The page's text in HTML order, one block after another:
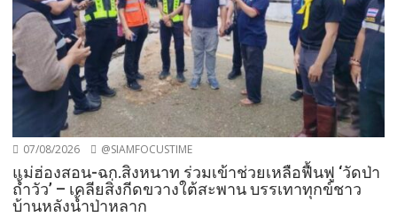
07/08/2026 @SIAMFOCUSTIME
แม่ฮ่องสอน-ฉก.สิงหนาท ร่วมเข้าช่วยเหลือฟื้นฟู ‘วัดป่า
ถ้ำวัว’ – เคลียสิ่งกีดขวางใต้สะพาน บรรเทาทุกข์ชาว
บ้านหลังน้ำป่าหลาก